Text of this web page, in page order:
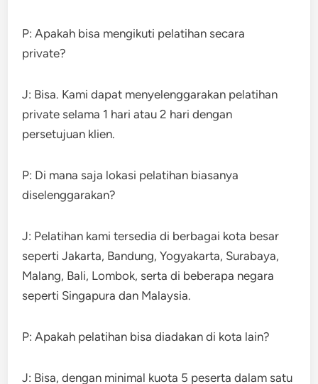
P: Apakah bisa mengikuti pelatihan secara
private?
J: Bisa. Kami dapat menyelenggarakan pelatihan
private selama 1 hari atau 2 hari dengan
persetujuan klien.
P: Di mana saja lokasi pelatihan biasanya
diselenggarakan?
J: Pelatihan kami tersedia di berbagai kota besar
seperti Jakarta, Bandung, Yogyakarta, Surabaya,
Malang, Bali, Lombok, serta di beberapa negara
seperti Singapura dan Malaysia.
P: Apakah pelatihan bisa diadakan di kota lain?
J: Bisa, dengan minimal kuota 5 peserta dalam satu